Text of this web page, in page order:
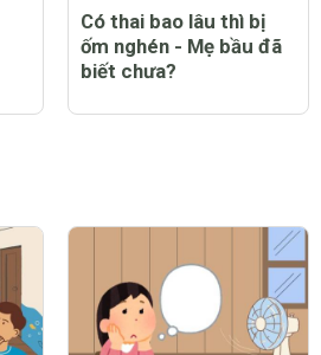
Có thai bao lâu thì bị
ốm nghén - Mẹ bầu đã
biết chưa?